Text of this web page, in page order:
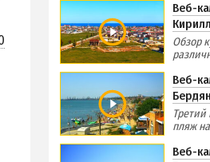
Скадовск
Хорлы
СЛУЖБА БРОНИРОВАНИЯ
Веб-
Обзор
Веб-
Третий
пляж
Веб-